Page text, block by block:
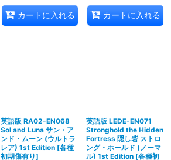
カートに入れる カートに入れる
英語版 RA02-EN068
Sol and Luna サン・ア
ンド・ムーン (ウルトラ
レア) 1st Edition [各種
初期傷有り]
英語版 LEDE-EN071
Stronghold the Hidden
Fortress 隠し砦 ストロ
ング・ホールド (ノーマ
ル) 1st Edition [各種初